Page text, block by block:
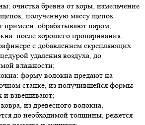
очистка бревна от коры, измельчение
полученную массу щепок
обрабатывают паром;
после хорошего пропаривания,
с добавлением скрепляющих
удаления воздуха, до
влажности;
форму волокна предают на
станке, из получившейся формы
и взвешивают;
из древесного волокна,
до необходимой толщины, режется